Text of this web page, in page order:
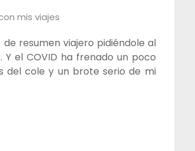
mis viajes
resumen viajero pidiéndole al
el COVID ha frenado un poco
del cole y un brote serio de mi